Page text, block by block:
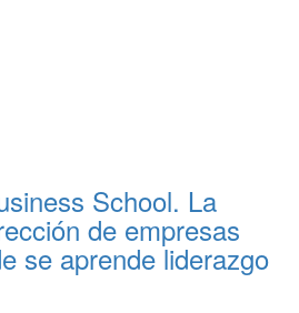
School. La
de empresas
se aprende liderazgo